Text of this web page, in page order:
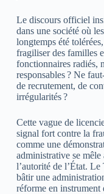
Le discours officiel
dans une société où
longtemps été
fragiliser des familles
fonctionnaires radiés,
responsables ? Ne
de recrutement, de
irrégularités ?
Cette vague de
signal fort contre la
comme une
administrative se
l’autorité de l’État.
bâtir une
réforme en instrument